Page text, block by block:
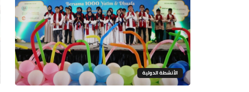
الأنشطة الدولية